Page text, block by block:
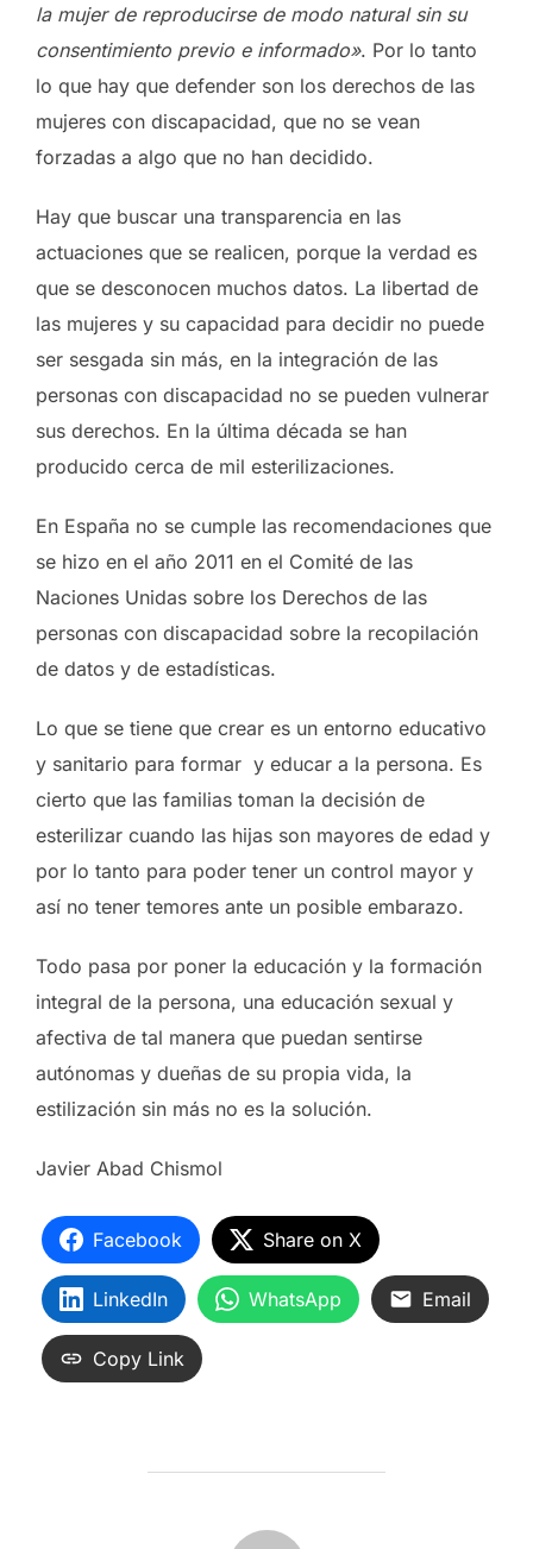
la mujer de reproducirse de modo natural sin su
consentimiento previo e informado». Por lo tanto
lo que hay que defender son los derechos de las
mujeres con discapacidad, que no se vean
forzadas a algo que no han decidido.
Hay que buscar una transparencia en las
actuaciones que se realicen, porque la verdad es
que se desconocen muchos datos. La libertad de
las mujeres y su capacidad para decidir no puede
ser sesgada sin más, en la integración de las
personas con discapacidad no se pueden vulnerar
sus derechos. En la última década se han
producido cerca de mil esterilizaciones.
En España no se cumple las recomendaciones que
se hizo en el año 2011 en el Comité de las
Naciones Unidas sobre los Derechos de las
personas con discapacidad sobre la recopilación
de datos y de estadísticas.
Lo que se tiene que crear es un entorno educativo
y sanitario para formar y educar a la persona. Es
cierto que las familias toman la decisión de
esterilizar cuando las hijas son mayores de edad y
por lo tanto para poder tener un control mayor y
así no tener temores ante un posible embarazo.
Todo pasa por poner la educación y la formación
integral de la persona, una educación sexual y
afectiva de tal manera que puedan sentirse
autónomas y dueñas de su propia vida, la
estilización sin más no es la solución.
Javier Abad Chismol
Facebook Share on X
LinkedIn WhatsApp Email
Copy Link
AUTOR DE LA ENTRADA